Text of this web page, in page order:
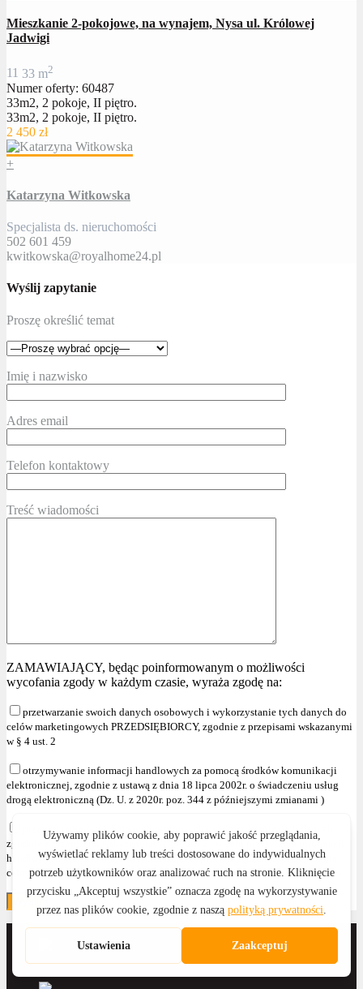
Mieszkanie 2-pokojowe, na wynajem, Nysa ul. Królowej
Jadwigi
11 33 m2
Numer oferty: 60487
33m2, 2 pokoje, II piętro.
33m2, 2 pokoje, II piętro.
2 450 zł
+
Katarzyna Witkowska
Specjalista ds. nieruchomości
502 601 459
kwitkowska@royalhome24.pl
Wyślij zapytanie
Proszę określić temat
Imię i nazwisko
Adres email
Telefon kontaktowy
Treść wiadomości
ZAMAWIAJĄCY, będąc poinformowanym o możliwości
wycofania zgody w każdym czasie, wyraża zgodę na:
przetwarzanie swoich danych osobowych i wykorzystanie tych danych do
celów marketingowych PRZEDSIĘBIORCY, zgodnie z przepisami wskazanymi
w § 4 ust. 2
otrzymywanie informacji handlowych za pomocą środków komunikacji
elektronicznej, zgodnie z ustawą z dnia 18 lipca 2002r. o świadczeniu usług
drogą elektroniczną (Dz. U. z 2020r. poz. 344 z późniejszymi zmianami )
przetwarzanie swoich danych osobowych i wykorzystanie tych danych,
zgodnie z przepisami wskazanymi w § 4 ust. 2 , w celu przesyłania informacji
handlowych oraz używania telekomunikacyjnych urządzeń końcowych dla
celów marketingu bezpośredniego."